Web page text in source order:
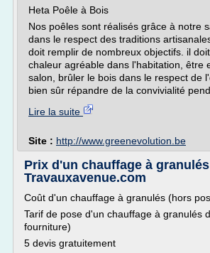
Heta Poêle à Bois
Nos poêles sont réalisés grâce à notre
dans le respect des traditions
doit remplir de nombreux objectifs. il
chaleur agréable dans l'habitation, être
salon, brûler le bois dans le respect de
bien sûr répandre de la convivialité
Lire la suite
Site : http://www.greenevolution.be
Prix d'un chauffage à
Travauxavenue.com
Coût d'un chauffage à granulés (hors
Tarif de pose d'un chauffage à granulés
fourniture)
5 devis gratuitement